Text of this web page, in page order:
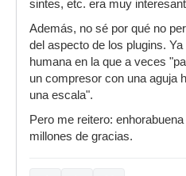
sintes, etc. era muy
Además, no sé por qué no
del aspecto de los plugins.
humana en la que a veces
un compresor con una aguja
una escala".
Pero me reitero:
millones de gracias.